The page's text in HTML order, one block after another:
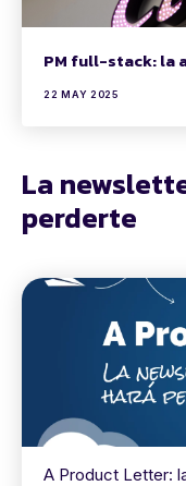
PM full-stack: la
22 MAY 2025
La
perderte
A Product Letter: